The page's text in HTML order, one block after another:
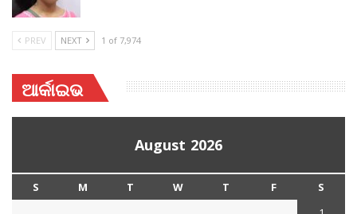
PREV NEXT 1 of 7,974
ଆର୍କାଇଭ
August 2026
S M T W T F
S